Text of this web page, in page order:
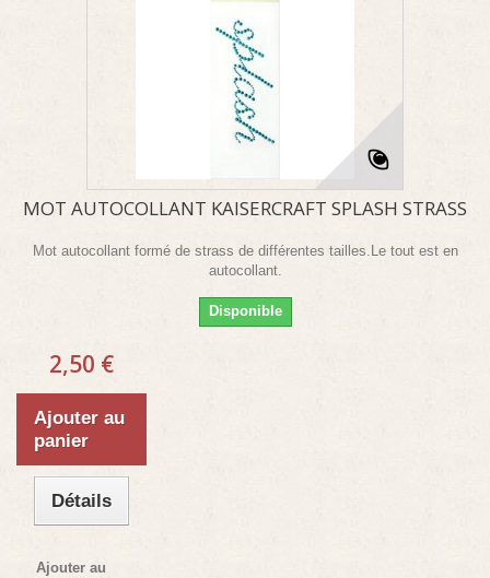
MOT AUTOCOLLANT KAISERCRAFT SPLASH STRASS
Mot autocollant formé de strass de différentes tailles.Le tout est en
autocollant.
Disponible
2,50 €
Ajouter au
panier
Détails
Ajouter au